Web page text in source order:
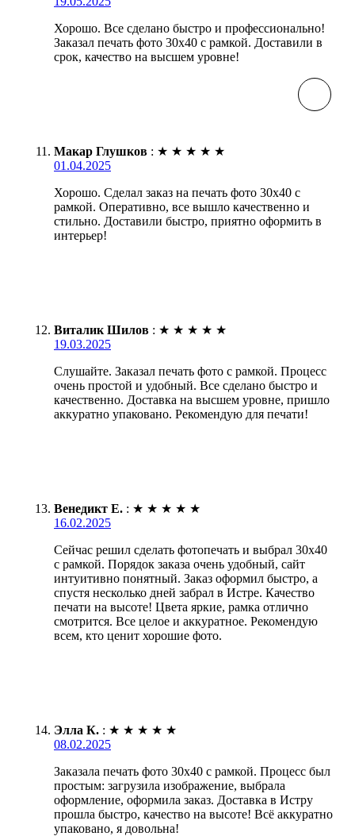
Хорошо. Все сделано быстро и профессионально!
Заказал печать фото 30х40 с рамкой. Доставили в
срок, качество на высшем уровне!
Макар Глушков : ★ ★ ★ ★ ★
01.04.2025
Хорошо. Сделал заказ на печать фото 30х40 с
рамкой. Оперативно, все вышло качественно и
стильно. Доставили быстро, приятно оформить в
интерьер!
Виталик Шилов : ★ ★ ★ ★ ★
19.03.2025
Слушайте. Заказал печать фото с рамкой. Процесс
очень простой и удобный. Все сделано быстро и
качественно. Доставка на высшем уровне, пришло
аккуратно упаковано. Рекомендую для печати!
Венедикт Е. : ★ ★ ★ ★ ★
16.02.2025
Сейчас решил сделать фотопечать и выбрал 30х40
с рамкой. Порядок заказа очень удобный, сайт
интуитивно понятный. Заказ оформил быстро, а
спустя несколько дней забрал в Истре. Качество
печати на высоте! Цвета яркие, рамка отлично
смотрится. Все целое и аккуратное. Рекомендую
всем, кто ценит хорошие фото.
Элла К. : ★ ★ ★ ★ ★
08.02.2025
Заказала печать фото 30х40 с рамкой. Процесс был
простым: загрузила изображение, выбрала
оформление, оформила заказ. Доставка в Истру
прошла быстро, качество на высоте! Всё аккуратно
упаковано, я довольна!